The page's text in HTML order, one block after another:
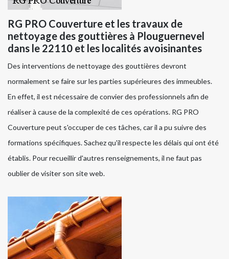
RG PRO Couverture et les travaux de
nettoyage des gouttières à Plouguernevel
dans le 22110 et les localités avoisinantes
Des interventions de nettoyage des gouttières devront
normalement se faire sur les parties supérieures des immeubles.
En effet, il est nécessaire de convier des professionnels afin de
réaliser à cause de la complexité de ces opérations. RG PRO
Couverture peut s'occuper de ces tâches, car il a pu suivre des
formations spécifiques. Sachez qu'il respecte les délais qui ont été
établis. Pour recueillir d'autres renseignements, il ne faut pas
oublier de visiter son site web.